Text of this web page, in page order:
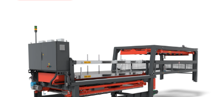
新加坡 · Chinese